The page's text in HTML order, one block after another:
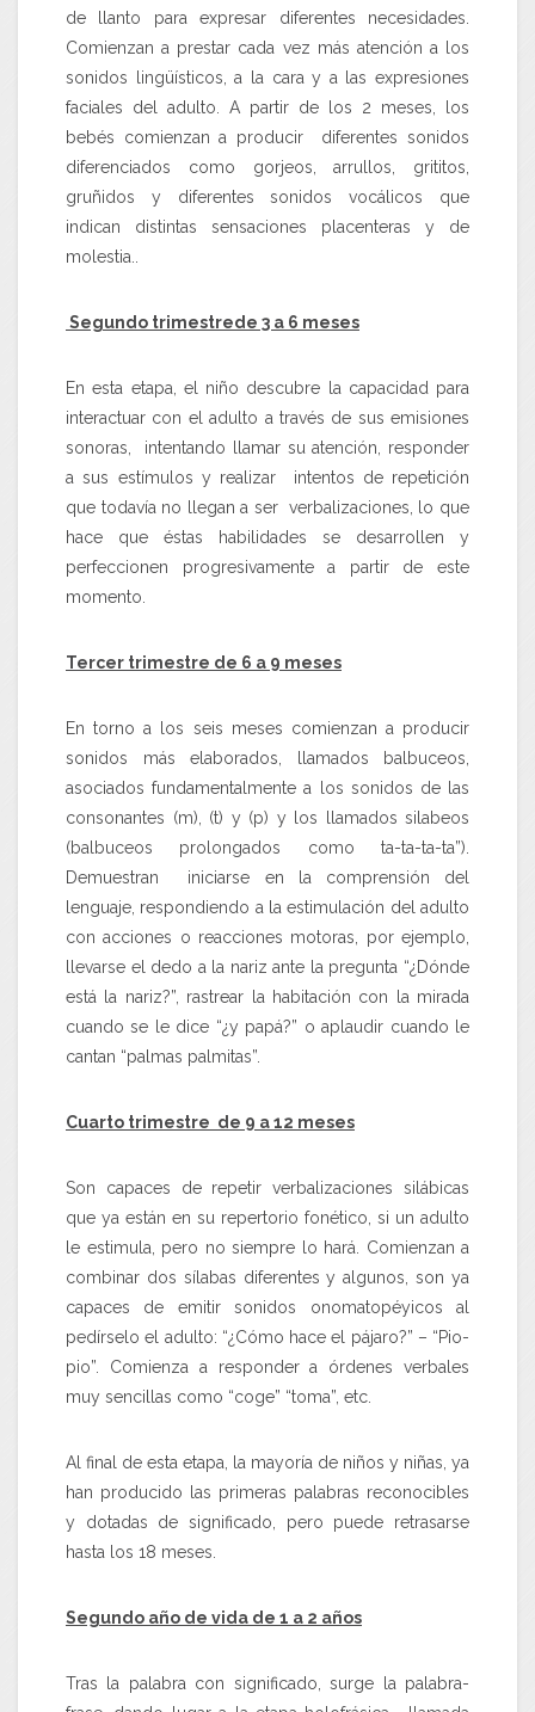
de llanto para expresar diferentes necesidades.
Comienzan a prestar cada vez más atención a los
sonidos lingüísticos, a la cara y a las expresiones
faciales del adulto. A partir de los 2 meses, los
bebés comienzan a producir diferentes sonidos
diferenciados como gorjeos, arrullos, grititos,
gruñidos y diferentes sonidos vocálicos que
indican distintas sensaciones placenteras y de
molestia..
Segundo trimestrede 3 a 6 meses
En esta etapa, el niño descubre la capacidad para
interactuar con el adulto a través de sus emisiones
sonoras, intentando llamar su atención, responder
a sus estímulos y realizar intentos de repetición
que todavía no llegan a ser verbalizaciones, lo que
hace que éstas habilidades se desarrollen y
perfeccionen progresivamente a partir de este
momento.
Tercer trimestre de 6 a 9 meses
En torno a los seis meses comienzan a producir
sonidos más elaborados, llamados balbuceos,
asociados fundamentalmente a los sonidos de las
consonantes (m), (t) y (p) y los llamados silabeos
(balbuceos prolongados como ta-ta-ta-ta”).
Demuestran iniciarse en la comprensión del
lenguaje, respondiendo a la estimulación del adulto
con acciones o reacciones motoras, por ejemplo,
llevarse el dedo a la nariz ante la pregunta “¿Dónde
está la nariz?”, rastrear la habitación con la mirada
cuando se le dice “¿y papá?” o aplaudir cuando le
cantan “palmas palmitas”.
Cuarto trimestre de 9 a 12 meses
Son capaces de repetir verbalizaciones silábicas
que ya están en su repertorio fonético, si un adulto
le estimula, pero no siempre lo hará. Comienzan a
combinar dos sílabas diferentes y algunos, son ya
capaces de emitir sonidos onomatopéyicos al
pedírselo el adulto: “¿Cómo hace el pájaro?” – “Pio-
pio”. Comienza a responder a órdenes verbales
muy sencillas como “coge” “toma”, etc.
Al final de esta etapa, la mayoría de niños y niñas, ya
han producido las primeras palabras reconocibles
y dotadas de significado, pero puede retrasarse
hasta los 18 meses.
Segundo año de vida de 1 a 2 años
Tras la palabra con significado, surge la palabra-